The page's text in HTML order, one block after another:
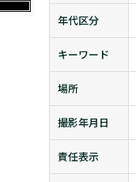
年代区分
キーワード
場所
撮影年月日
責任表示